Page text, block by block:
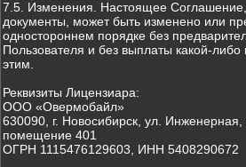
7.5. Изменения. Настоящее
документы, может быть изменено или
одностороннем порядке без
Пользователя и без выплаты какой-либо
этим.
Реквизиты Лицензиара:
ООО «Овермобайл»
630090, г. Новосибирск, ул. Инженерная,
помещение 401
ОГРН 1115476129603, ИНН 5408290672